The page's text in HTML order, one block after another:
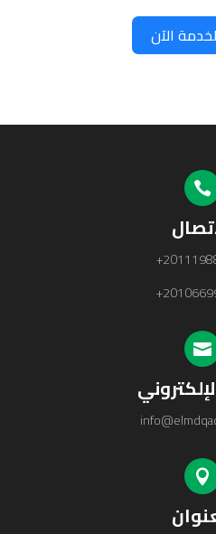
الآن


